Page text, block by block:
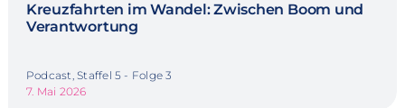
Kreuzfahrten im Wandel: Zwischen Boom und
Verantwortung
Podcast, Staffel 5 - Folge 3
7. Mai 2026